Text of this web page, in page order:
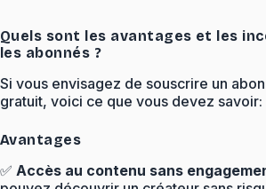
Quels sont les avantages et les
les abonnés ?
Si vous envisagez de souscrire un
gratuit, voici ce que vous devez savoir:
Avantages
✅ Accès au contenu sans